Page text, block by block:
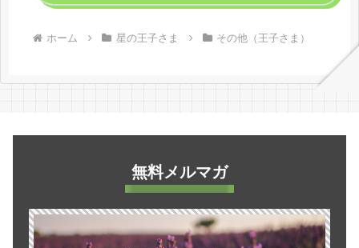
ホーム 星の王子さま その他（王子さま）
無料メルマガ